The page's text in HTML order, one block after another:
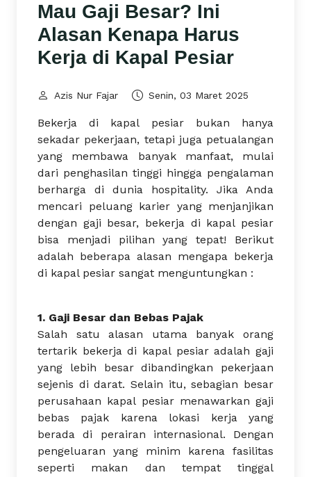
Mau Gaji Besar? Ini
Alasan Kenapa Harus
Kerja di Kapal Pesiar
Azis Nur Fajar Senin, 03 Maret 2025
Bekerja di kapal pesiar bukan hanya
sekadar pekerjaan, tetapi juga petualangan
yang membawa banyak manfaat, mulai
dari penghasilan tinggi hingga pengalaman
berharga di dunia hospitality. Jika Anda
mencari peluang karier yang menjanjikan
dengan gaji besar, bekerja di kapal pesiar
bisa menjadi pilihan yang tepat! Berikut
adalah beberapa alasan mengapa bekerja
di kapal pesiar sangat menguntungkan :
1. Gaji Besar dan Bebas Pajak
Salah satu alasan utama banyak orang
tertarik bekerja di kapal pesiar adalah gaji
yang lebih besar dibandingkan pekerjaan
sejenis di darat. Selain itu, sebagian besar
perusahaan kapal pesiar menawarkan gaji
bebas pajak karena lokasi kerja yang
berada di perairan internasional. Dengan
pengeluaran yang minim karena fasilitas
seperti makan dan tempat tinggal